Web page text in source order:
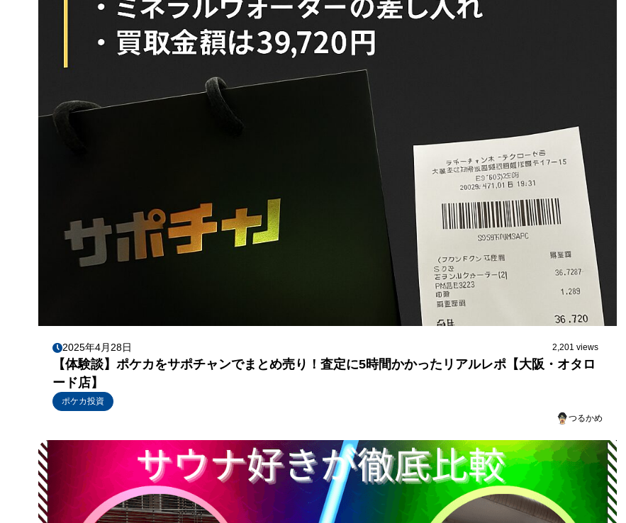
2025年4月28日 2,201 views
【体験談】ポケカをサポチャンでまとめ売り！査定に5時間かかったリアルレポ【大阪・オタロ
ード店】
ポケカ投資
つるかめ